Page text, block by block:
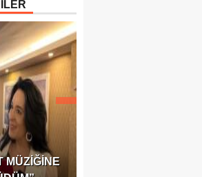
MÜZIĞINE